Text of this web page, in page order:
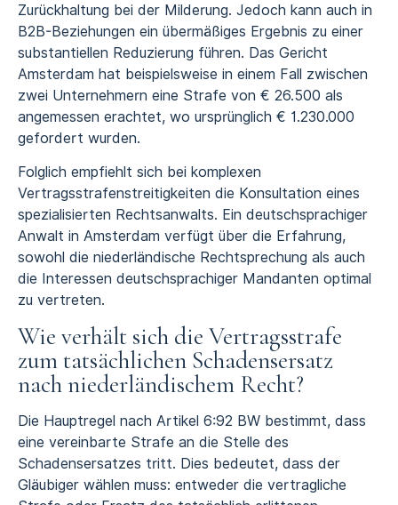
Zurückhaltung bei der Milderung. Jedoch kann auch in
B2B-Beziehungen ein übermäßiges Ergebnis zu einer
substantiellen Reduzierung führen. Das Gericht
Amsterdam hat beispielsweise in einem Fall zwischen
zwei Unternehmern eine Strafe von € 26.500 als
angemessen erachtet, wo ursprünglich € 1.230.000
gefordert wurden.
Folglich empfiehlt sich bei komplexen
Vertragsstrafenstreitigkeiten die Konsultation eines
spezialisierten Rechtsanwalts. Ein deutschsprachiger
Anwalt in Amsterdam verfügt über die Erfahrung,
sowohl die niederländische Rechtsprechung als auch
die Interessen deutschsprachiger Mandanten optimal
zu vertreten.
Wie verhält sich die Vertragsstrafe
zum tatsächlichen Schadensersatz
nach niederländischem Recht?
Die Hauptregel nach Artikel 6:92 BW bestimmt, dass
eine vereinbarte Strafe an die Stelle des
Schadensersatzes tritt. Dies bedeutet, dass der
Gläubiger wählen muss: entweder die vertragliche